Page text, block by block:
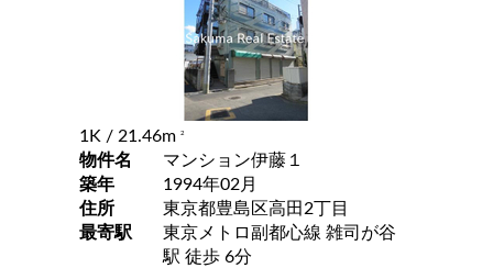
1K / 21.46m 2
物件名
マンション伊藤１
築年
1994年02月
住所
東京都豊島区高田2丁目
最寄駅
東京メトロ副都心線 雑司が谷
駅 徒歩 6分